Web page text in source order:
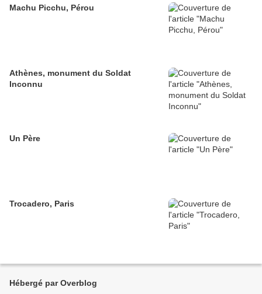
Machu Picchu, Pérou
Athènes, monument du Soldat
Inconnu
Un Père
Trocadero, Paris
Hébergé par Overblog